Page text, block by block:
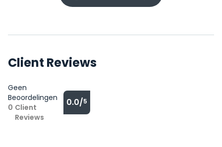
Client Reviews
Geen
Beoordelingen
0 Client
Reviews
0.0/5